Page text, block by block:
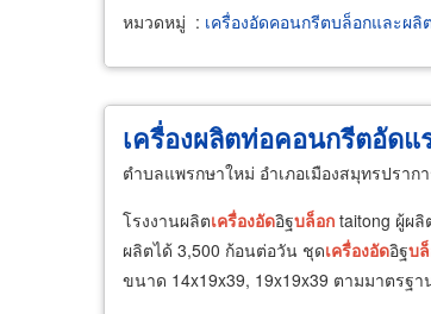
หมวดหมู่ : เครื่องอัดคอนกรีตบล็อกและผ
เครื่องผลิตท่อคอนกรีตอัด
ตำบลแพรกษาใหม่ อำเภอเมืองสมุทรปราก
โรงงานผลิตเครื่องอัดอิฐบล็อก taitong ผู้ผลิ
ผลิตได้ 3,500 ก้อนต่อวัน ชุดเครื่องอัดอิฐบ
ขนาด 14x19x39, 19x19x39 ตามมาตรฐา